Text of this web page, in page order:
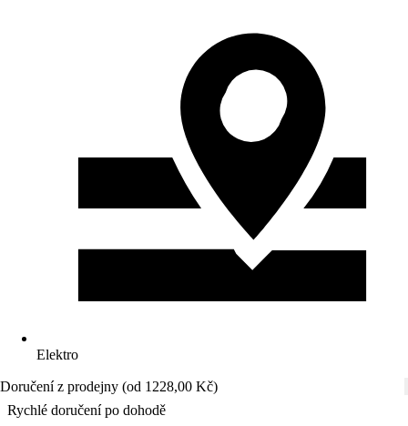
Elektro
Doručení z prodejny (od 1228,00 Kč)
Rychlé doručení po dohodě